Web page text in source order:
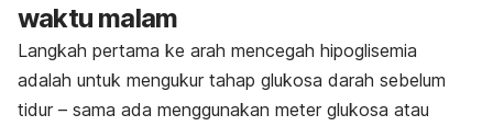
waktu malam
Langkah pertama ke arah mencegah hipoglisemia
adalah untuk mengukur tahap glukosa darah sebelum
tidur – sama ada menggunakan meter glukosa atau